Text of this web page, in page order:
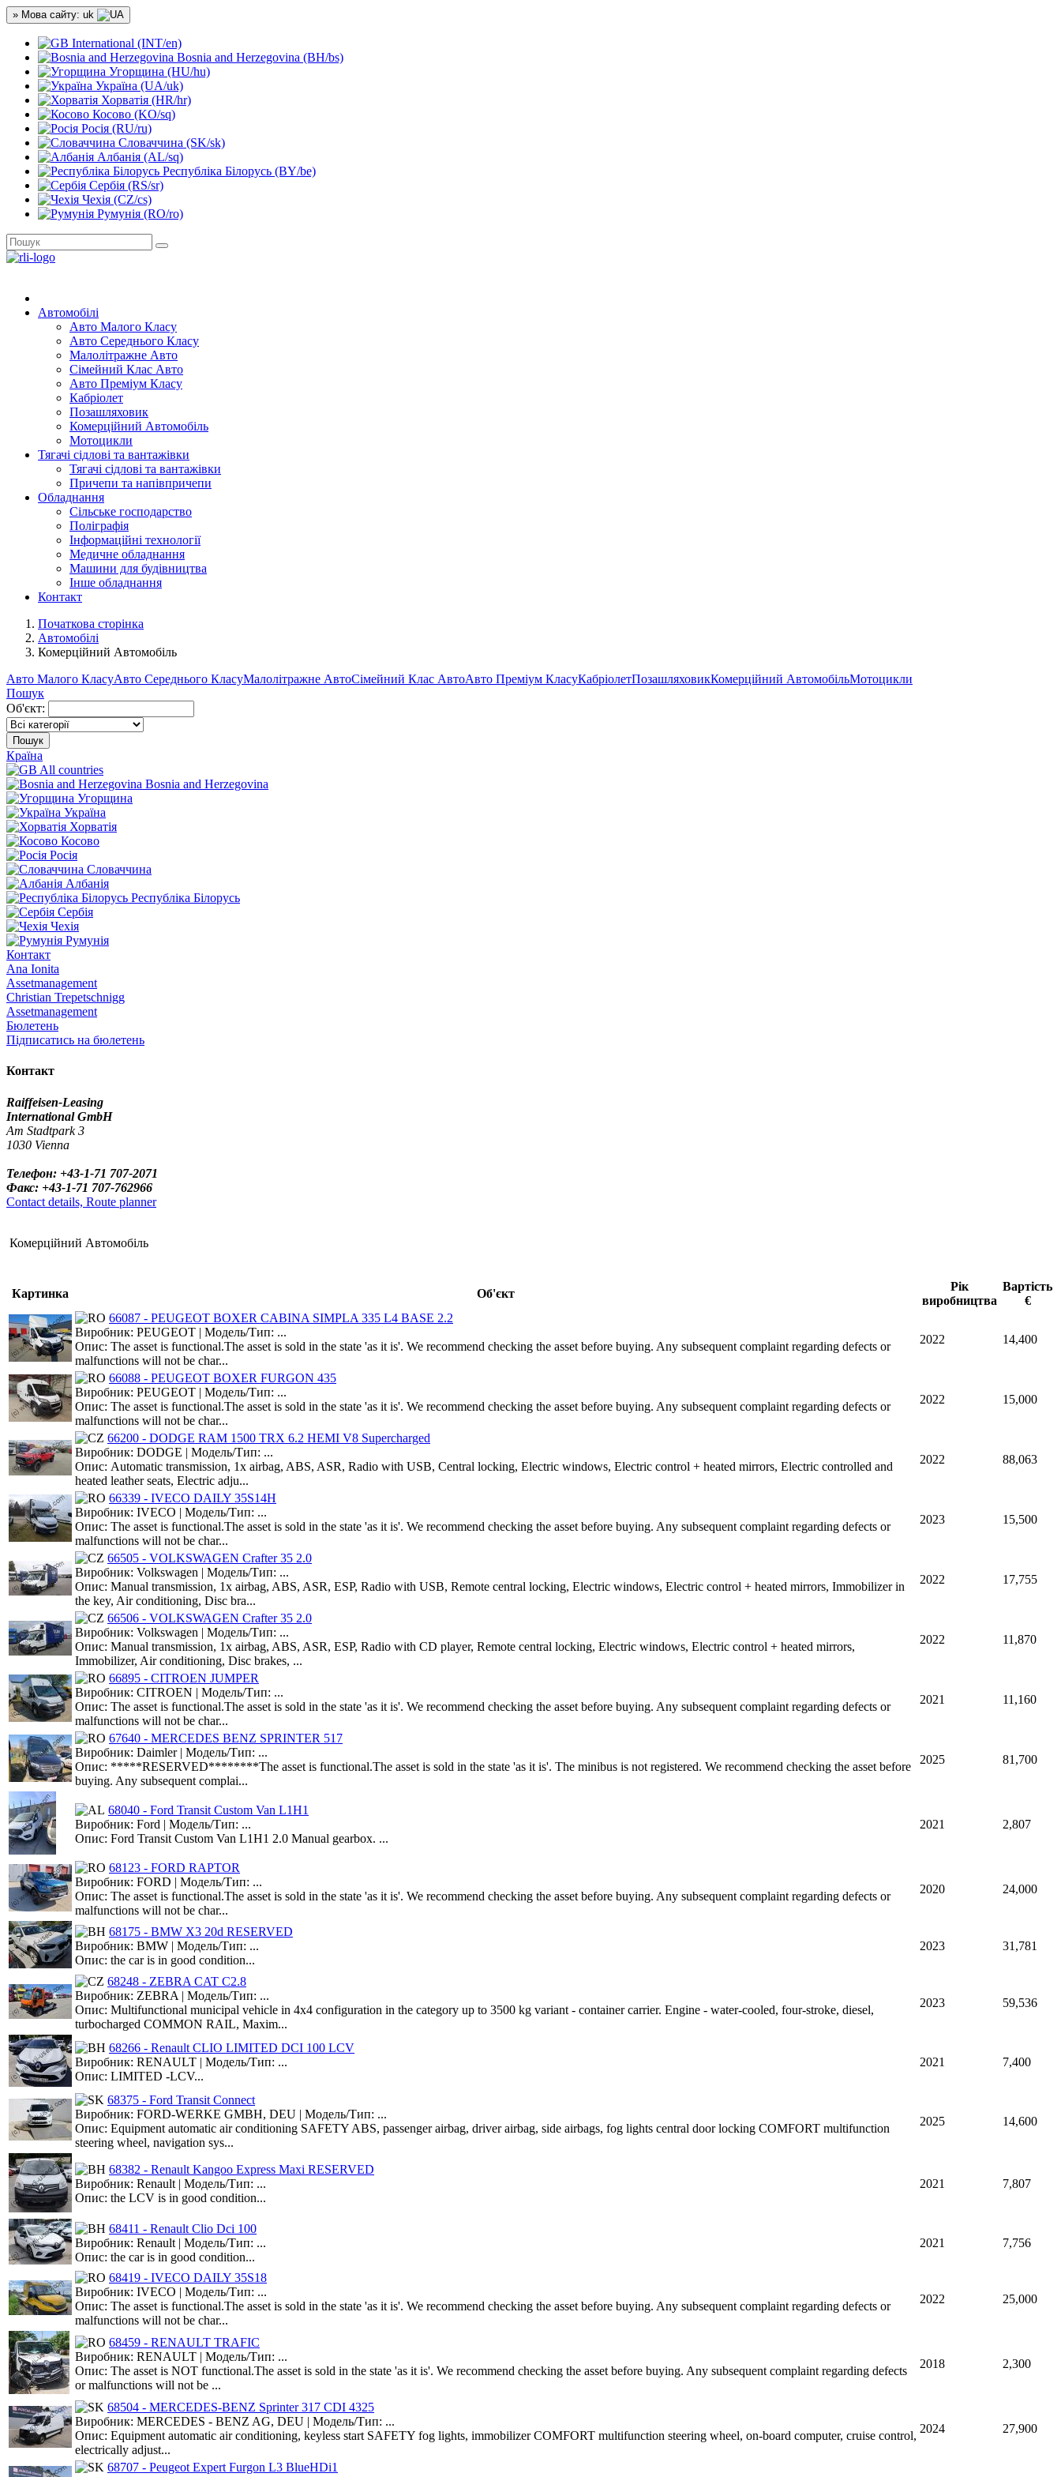
» Мова сайту: uk
International (INT/en)
Bosnia and Herzegovina (BH/bs)
Угорщина (HU/hu)
Україна (UA/uk)
Хорватія (HR/hr)
Косово (KO/sq)
Росія (RU/ru)
Словаччина (SK/sk)
Албанія (AL/sq)
Республіка Білорусь (BY/be)
Сербія (RS/sr)
Чехія (CZ/cs)
Румунія (RO/ro)
Автомобілі
Авто Малого Класу
Авто Середнього Класу
Малолітражне Авто
Сімейний Клас Авто
Авто Преміум Класу
Кабріолет
Позашляховик
Комерційний Автомобіль
Мотоцикли
Тягачі сідлові та вантажівки
Тягачі сідлові та вантажівки
Причепи та напівпричепи
Обладнання
Сільське господарство
Поліграфія
Інформаційні технології
Медичне обладнання
Машини для будівництва
Інше обладнання
Контакт
Початкова сторінка
Автомобілі
Комерційний Автомобіль
Авто Малого КласуАвто Середнього КласуМалолітражне АвтоСімейний Клас АвтоАвто Преміум КласуКабріолетПозашляховикКомерційний АвтомобільМотоцикли
Пошук
Об'єкт:
Пошук
Країна
All countries
Bosnia and Herzegovina
Угорщина
Україна
Хорватія
Косово
Росія
Словаччина
Албанія
Республіка Білорусь
Сербія
Чехія
Румунія
Контакт
Ana Ionita
Assetmanagement
Christian Trepetschnigg
Assetmanagement
Бюлетень
Підписатись на бюлетень
Контакт
Raiffeisen-Leasing
International GmbH
Am Stadtpark 3
1030 Vienna
Телефон: +43-1-71 707-2071
Факс: +43-1-71 707-762966
Contact details, Route planner
Комерційний Автомобіль
Картинка Об'єкт
Рік
виробництва
Вартість
€
66087 - PEUGEOT BOXER CABINA SIMPLA 335 L4 BASE 2.2
Виробник: PEUGEOT | Модель/Тип: ...
Опис: The asset is functional.The asset is sold in the state 'as it is'. We recommend checking the asset before buying. Any subsequent complaint regarding defects or
malfunctions will not be char...
2022 14,400
66088 - PEUGEOT BOXER FURGON 435
Виробник: PEUGEOT | Модель/Тип: ...
Опис: The asset is functional.The asset is sold in the state 'as it is'. We recommend checking the asset before buying. Any subsequent complaint regarding defects or
malfunctions will not be char...
2022 15,000
66200 - DODGE RAM 1500 TRX 6.2 HEMI V8 Supercharged
Виробник: DODGE | Модель/Тип: ...
Опис: Automatic transmission, 1x airbag, ABS, ASR, Radio with USB, Central locking, Electric windows, Electric control + heated mirrors, Electric controlled and
heated leather seats, Electric adju...
2022 88,063
66339 - IVECO DAILY 35S14H
Виробник: IVECO | Модель/Тип: ...
Опис: The asset is functional.The asset is sold in the state 'as it is'. We recommend checking the asset before buying. Any subsequent complaint regarding defects or
malfunctions will not be char...
2023 15,500
66505 - VOLKSWAGEN Crafter 35 2.0
Виробник: Volkswagen | Модель/Тип: ...
Опис: Manual transmission, 1x airbag, ABS, ASR, ESP, Radio with USB, Remote central locking, Electric windows, Electric control + heated mirrors, Immobilizer in
the key, Air conditioning, Disc bra...
2022 17,755
66506 - VOLKSWAGEN Crafter 35 2.0
Виробник: Volkswagen | Модель/Тип: ...
Опис: Manual transmission, 1x airbag, ABS, ASR, ESP, Radio with CD player, Remote central locking, Electric windows, Electric control + heated mirrors,
Immobilizer, Air conditioning, Disc brakes, ...
2022 11,870
66895 - CITROEN JUMPER
Виробник: CITROEN | Модель/Тип: ...
Опис: The asset is functional.The asset is sold in the state 'as it is'. We recommend checking the asset before buying. Any subsequent complaint regarding defects or
malfunctions will not be char...
2021 11,160
67640 - MERCEDES BENZ SPRINTER 517
Виробник: Daimler | Модель/Тип: ...
Опис: *****RESERVED********The asset is functional.The asset is sold in the state 'as it is'. The minibus is not registered. We recommend checking the asset before
buying. Any subsequent complai...
2025 81,700
68040 - Ford Transit Custom Van L1H1
Виробник: Ford | Модель/Тип: ...
Опис: Ford Transit Custom Van L1H1 2.0 Manual gearbox. ...
2021 2,807
68123 - FORD RAPTOR
Виробник: FORD | Модель/Тип: ...
Опис: The asset is functional.The asset is sold in the state 'as it is'. We recommend checking the asset before buying. Any subsequent complaint regarding defects or
malfunctions will not be char...
2020 24,000
68175 - BMW X3 20d RESERVED
Виробник: BMW | Модель/Тип: ...
Опис: the car is in good condition...
2023 31,781
68248 - ZEBRA CAT C2.8
Виробник: ZEBRA | Модель/Тип: ...
Опис: Multifunctional municipal vehicle in 4x4 configuration in the category up to 3500 kg variant - container carrier. Engine - water-cooled, four-stroke, diesel,
turbocharged COMMON RAIL, Maxim...
2023 59,536
68266 - Renault CLIO LIMITED DCI 100 LCV
Виробник: RENAULT | Модель/Тип: ...
Опис: LIMITED -LCV...
2021 7,400
68375 - Ford Transit Connect
Виробник: FORD-WERKE GMBH, DEU | Модель/Тип: ...
Опис: Equipment automatic air conditioning SAFETY ABS, passenger airbag, driver airbag, side airbags, fog lights central door locking COMFORT multifunction
steering wheel, navigation sys...
2025 14,600
68382 - Renault Kangoo Express Maxi RESERVED
Виробник: Renault | Модель/Тип: ...
Опис: the LCV is in good condition...
2021 7,807
68411 - Renault Clio Dci 100
Виробник: Renault | Модель/Тип: ...
Опис: the car is in good condition...
2021 7,756
68419 - IVECO DAILY 35S18
Виробник: IVECO | Модель/Тип: ...
Опис: The asset is functional.The asset is sold in the state 'as it is'. We recommend checking the asset before buying. Any subsequent complaint regarding defects or
malfunctions will not be char...
2022 25,000
68459 - RENAULT TRAFIC
Виробник: RENAULT | Модель/Тип: ...
Опис: The asset is NOT functional.The asset is sold in the state 'as it is'. We recommend checking the asset before buying. Any subsequent complaint regarding defects
or malfunctions will not be ...
2018 2,300
68504 - MERCEDES-BENZ Sprinter 317 CDI 4325
Виробник: MERCEDES - BENZ AG, DEU | Модель/Тип: ...
Опис: Equipment automatic air conditioning, keyless start SAFETY fog lights, immobilizer COMFORT multifunction steering wheel, on-board computer, cruise control,
electrically adjust...
2024 27,900
68707 - Peugeot Expert Furgon L3 BlueHDi1